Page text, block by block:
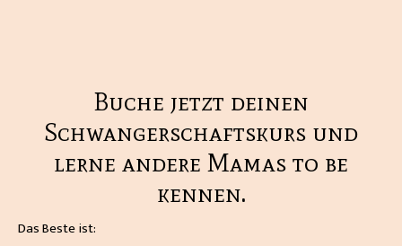
Buche jetzt deinen
Schwangerschaftskurs und
lerne andere Mamas to be
kennen.
Das Beste ist: